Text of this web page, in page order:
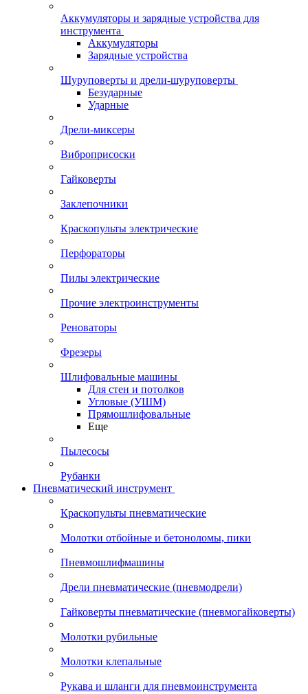
Аккумуляторы и зарядные устройства для
инструмента
Аккумуляторы
Зарядные устройства
Шуруповерты и дрели-шуруповерты
Безударные
Ударные
Дрели-миксеры
Виброприсоски
Гайковерты
Заклепочники
Краскопульты электрические
Перфораторы
Пилы электрические
Прочие электроинструменты
Реноваторы
Фрезеры
Шлифовальные машины
Для стен и потолков
Угловые (УШМ)
Прямошлифовальные
Еще
Пылесосы
Рубанки
Пневматический инструмент
Краскопульты пневматические
Молотки отбойные и бетоноломы, пики
Пневмошлифмашины
Дрели пневматические (пневмодрели)
Гайковерты пневматические (пневмогайковерты)
Молотки рубильные
Молотки клепальные
Рукава и шланги для пневмоинструмента